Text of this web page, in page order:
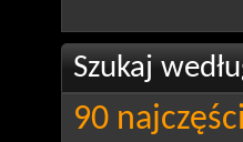
Szukaj
90